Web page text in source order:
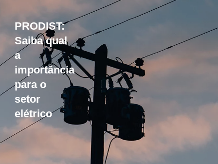
PRODIST:
Saiba qual
a
importância
para o
setor
elétrico